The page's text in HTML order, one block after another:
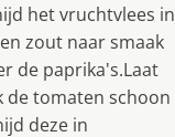
het vruchtvlees in
zout naar smaak
de paprika's.Laat
de tomaten schoon
deze in